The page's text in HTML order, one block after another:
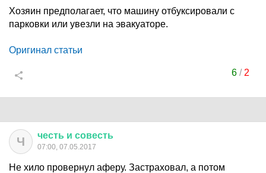
Хозяин предполагает, что машину отбуксировали с
парковки или увезли на эвакуаторе.
Оригинал статьи
6/ 2
Ч честь и совесть
07:00, 07.05.2017
Не хило провернул аферу. Застраховал, а потом